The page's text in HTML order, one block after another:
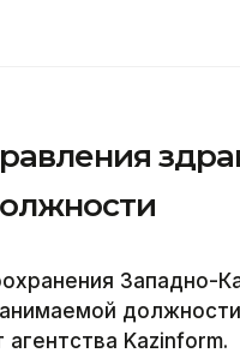
Западно-
Kazinform.